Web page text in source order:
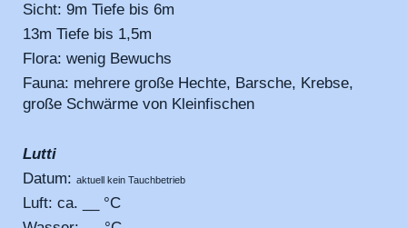
Sicht: 9m Tiefe bis 6m
13m Tiefe bis 1,5m
Flora: wenig Bewuchs
Fauna: mehrere große Hechte, Barsche, Krebse,
große Schwärme von Kleinfischen
Lutti
Datum: aktuell kein Tauchbetrieb
Luft: ca. __ °C